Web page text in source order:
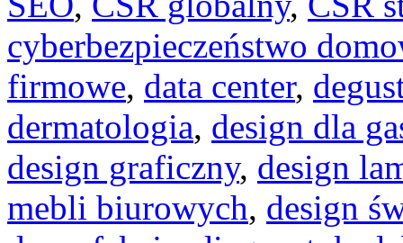
cyberbezpieczeństwo
firmowe, data center,
dermatologia, design dla
design graficzny, design
mebli biurowych, design